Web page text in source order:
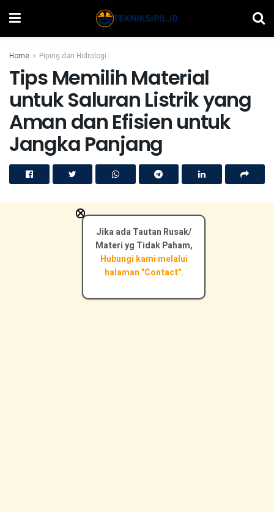
Home Piping dan Hidrologi
Tips Memilih Material
untuk Saluran Listrik yang
Aman dan Efisien untuk
Jangka Panjang
Jika ada Tautan Rusak/
Materi yg Tidak Paham,
Hubungi kami melalui
halaman "Contact".
×